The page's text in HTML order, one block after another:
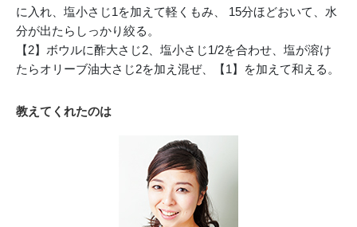
に入れ、塩小さじ1を加えて軽くもみ、 15分ほどおいて、水
分が出たらしっかり絞る。
【2】ボウルに酢大さじ2、塩小さじ1/2を合わせ、塩が溶け
たらオリーブ油大さじ2を加え混ぜ、【1】を加えて和える。
教えてくれたのは